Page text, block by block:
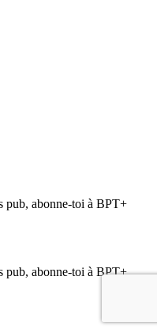
pub, abonne-toi à BPT+
pub, abonne-toi à BPT+